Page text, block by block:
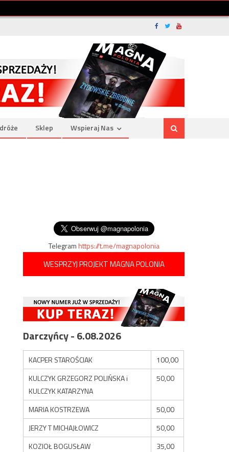
Sklep Wspieraj Nas
Telegramhttps://t.me/magnapolonia
WESPRZYJ PROJEKT MAGNA POLONIA
Darczyńcy - 6.08.2026
KACPER STAROŚCIAK
100,00
KULCZYK GRZEGORZ POLIŃSKA i
KULCZYK KATARZYNA
50,00
MARIA KOSTRZEWA
50,00
JERZY T MICHAJŁOWICZ
50,00
KOZIOŁ BOGUSŁAW
35,00